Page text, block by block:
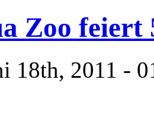
Zoo feiert
18th, 2011 -